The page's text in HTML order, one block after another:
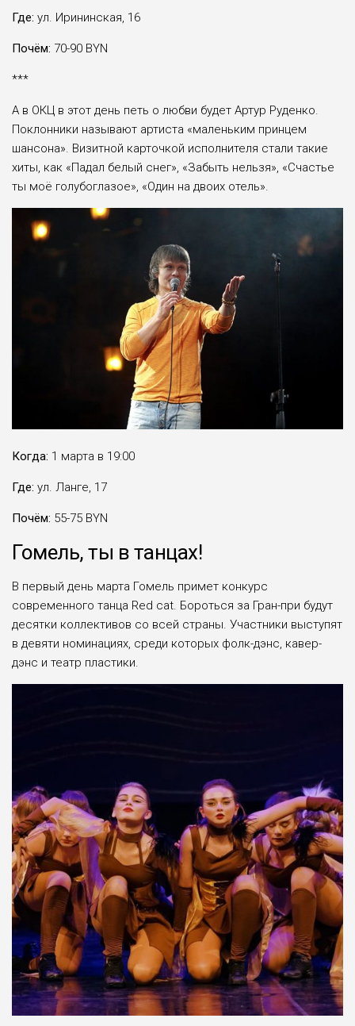
Где: ул. Ирининская, 16
Почём: 70-90 BYN
***
А в ОКЦ в этот день петь о любви будет Артур Руденко.
Поклонники называют артиста «маленьким принцем
шансона». Визитной карточкой исполнителя стали такие
хиты, как «Падал белый снег», «Забыть нельзя», «Счастье
ты моё голубоглазое», «Один на двоих отель».
Когда: 1 марта в 19:00
Где: ул. Ланге, 17
Почём: 55-75 BYN
Гомель, ты в танцах!
В первый день марта Гомель примет конкурс
современного танца Red cat. Бороться за Гран-при будут
десятки коллективов со всей страны. Участники выступят
в девяти номинациях, среди которых фолк-дэнс, кавер-
дэнс и театр пластики.